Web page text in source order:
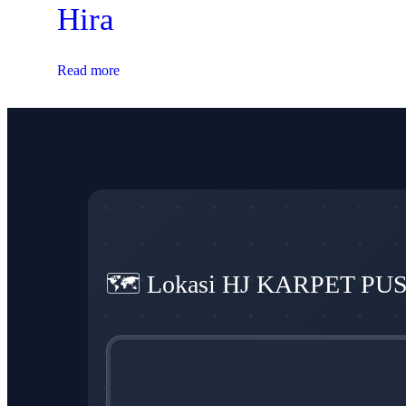
Hira
Read more
🗺️ Lokasi HJ KARPET